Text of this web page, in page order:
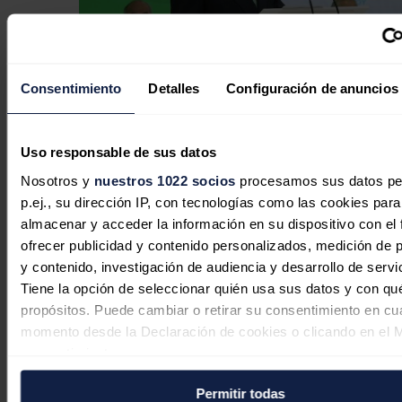
Consentimiento Detalles Configuración de anuncios
Uso responsable de sus datos
Nosotros y nuestros 1022 socios procesamos sus datos
p.ej., su dirección IP, con tecnologías como las cookies para
almacenar y acceder la información en su dispositivo con el
ofrecer publicidad y contenido personalizados, medición de
y contenido, investigación de audiencia y desarrollo de
Tiene la opción de seleccionar quién usa sus datos y con
propósitos. Puede cambiar o retirar su consentimiento en
momento desde la Declaración de cookies o clicando en el
Si lo permite, también quisiéramos:Permitir todas
Iberdrola invertirá 526 millones para
Distrito Federal de Brasil
Redacción07/08/2026
Iberdrola | bp pulse cierran
financiación por hasta 230 millones
eléctrica